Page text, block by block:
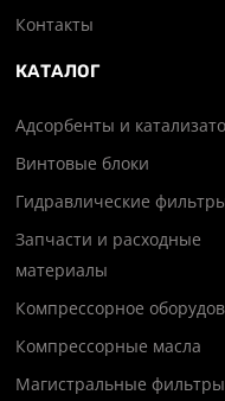
Контакты
КАТАЛОГ
Адсорбенты и
Винтовые блоки
Гидравлические
Запчасти и расходные
материалы
Компрессорное
Компрессорные масла
Магистральные фильтры